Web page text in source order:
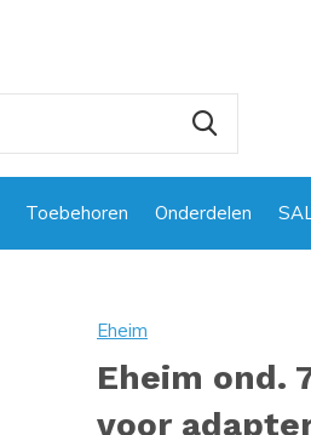
Toebehoren Onderdelen
Eheim
Eheim ond.
voor